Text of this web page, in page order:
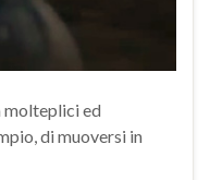
molteplici ed
di muoversi in